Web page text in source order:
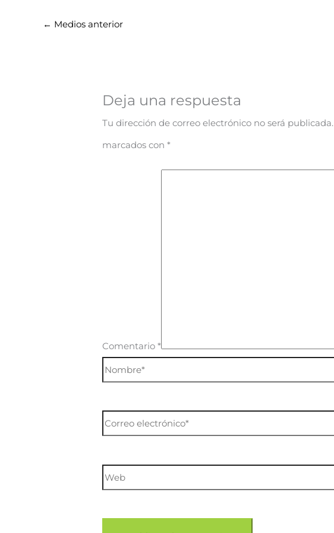
← Medios anterior
Deja una respuesta
Tu dirección de correo electrónico no será publicada.
marcados con*
Comentario*